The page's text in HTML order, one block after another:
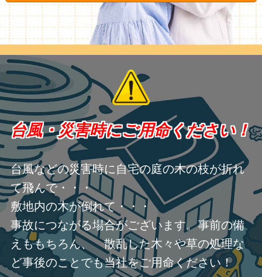
台風・災害時にご用命ください！
台風などの災害時に自宅の庭の木の枝が折れ
て飛んで・・・
敷地内の木が倒れて・・・
事故につながる場合がございます。事前の備
えももちろん、 散乱した木々や草の処理な
ど事後のことでも当社をご用命ください！